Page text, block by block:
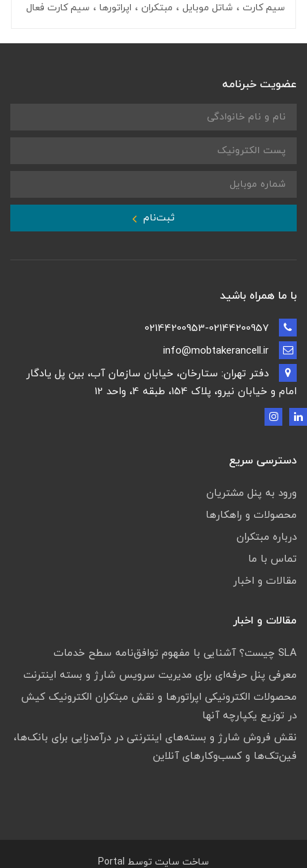
سیم کارت
شاتل موبایل مبتکران اپراتورها سیم کارت فعال
عضویت خبرنامه
ثبت‌نام
با ما همراه باشید
دفتر تهران: ستارخان، خیابان سازمان آب، بین پل یادگار
امام و خیابان نیرو، پلاک 154، طبقه 4، واحد 12
دسترسی سریع
ورود به پنل مشتریان
محصولات و راهکارها
درباره مبتکران
تماس با ما
مقالات و اخبار
مقالات و اخبار
SLA چیست؟ آشنایی با مفهوم توافق‌نامه سطح خدمات
معرفی پنل حرفه‌ای برای مدیریت سرویس شارژ و بسته اینترنت
محصولات الکترونیکی اپراتورها و نقش مبتکران الکترونیک کیش
در توزیع یکپارچه آنها
نقش فروش شارژ و بسته‌های اینترنتی در درآمدزایی برای بانک‌ها،
فین‌تک‌ها و کسب‌وکارهای آنلاین
ساخت سایت توسط Portal